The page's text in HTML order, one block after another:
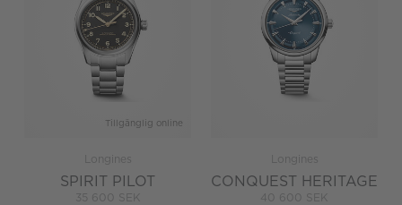
Tillgänglig online
Longines
SPIRIT PILOT
35 600 SEK
Longines
CONQUEST HERITAGE
40 600 SEK